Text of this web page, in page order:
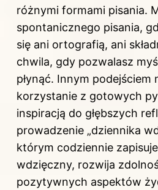
różnymi formami pisania.
spontanicznego pisania,
się ani ortografią, ani
chwila, gdy pozwalasz
płynąć. Innym podejściem
korzystanie z gotowych
inspiracją do głębszych
prowadzenie „dziennika
którym codziennie
wdzięczny, rozwija
pozytywnych aspektów